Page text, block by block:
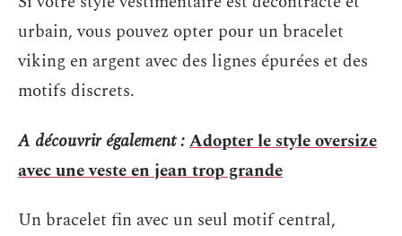
urbain, vous pouvez opter pour un bracelet
viking en argent avec des lignes épurées et des
motifs discrets.
A découvrir également :Adopter le style oversize
avec une veste en jean trop grande
Un bracelet fin avec un seul motif central,